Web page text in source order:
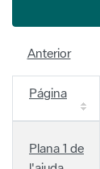
Anterior
Página
Plana 1 de